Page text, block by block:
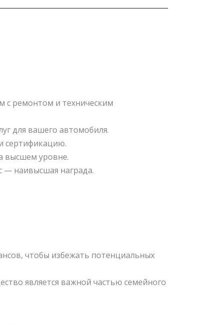
с ремонтом и техническим
для вашего автомобиля.
сертификацию.
высшем уровне.
— наивысшая награда.
чтобы избежать потенциальных
является важной частью семейного